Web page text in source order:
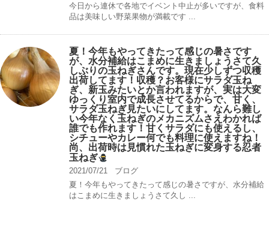
今日から連休で各地でイベント中止が多いですが、食料
品は美味しい野菜果物が満載です ...
夏！今年もやってきたって感じの暑さです
が、水分補給はこまめに生きましょうさて久
しぶりの玉ねぎさんです。現在少しずつ収穫
出荷してます！収穫？お客様にサラダ玉ね
ぎ、新玉みたいとか言われますが、実は大変
ゆっくり室内で成長させてるからで、甘く、
サラダ玉ねぎ見たいにしてます。なんら難し
い今年なく玉ねぎのメカニズムさえわかれば
誰でも作れます！甘くサラダにも使えるし、
シチューやカレー何でも料理に使えますね！
尚、出荷時は見慣れた玉ねぎに変身する忍者
玉ねぎ
2021/07/21
ブログ
夏！今年もやってきたって感じの暑さですが、水分補給
はこまめに生きましょうさて久し ...